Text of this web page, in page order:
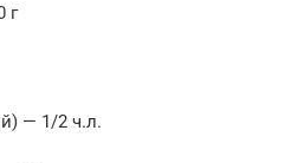
г
— 1/2 ч.л.